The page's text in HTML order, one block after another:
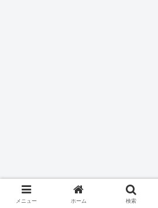
メニュー ホーム 検索